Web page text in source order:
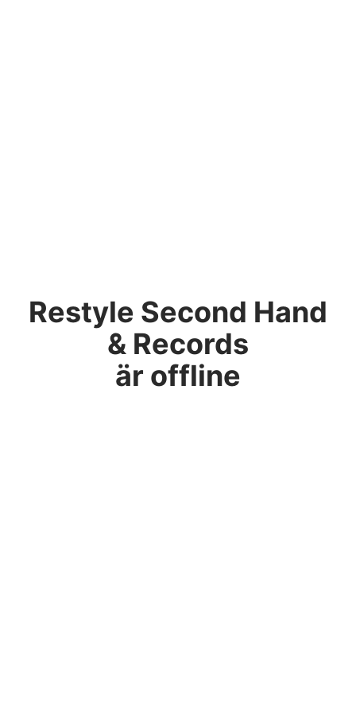
Restyle Second Hand
& Records
är offline